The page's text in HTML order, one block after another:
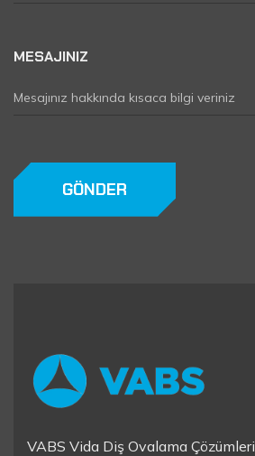
MESAJINIZ
GÖNDER
VABS Vida Diş Ovalama Çözümleri